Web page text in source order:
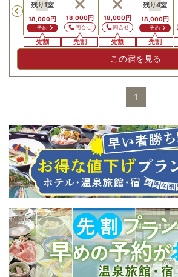
Previous
円
残り1室
18,000円
予約
先割
18,000円
問合せ
先割
18,000円
問合せ
先割
残り4室
18,000円
予約
先割
この宿を見る
1